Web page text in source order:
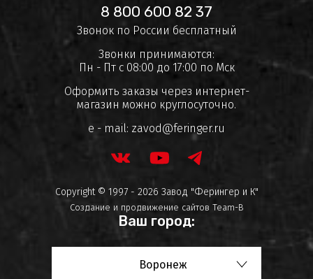
8 800 600 82 37
Звонок по России бесплатный
Звонки принимаются:
Пн - Пт с 08:00 до 17:00 по Мск
Оформить заказы через интернет-
магазин можно круглосуточно.
e - mail: zavod@feringer.ru
Copyright © 1997 - 2026 Завод "Ферингер и К"
Создание и продвижение сайтов Team-B
Ваш город:
Воронеж